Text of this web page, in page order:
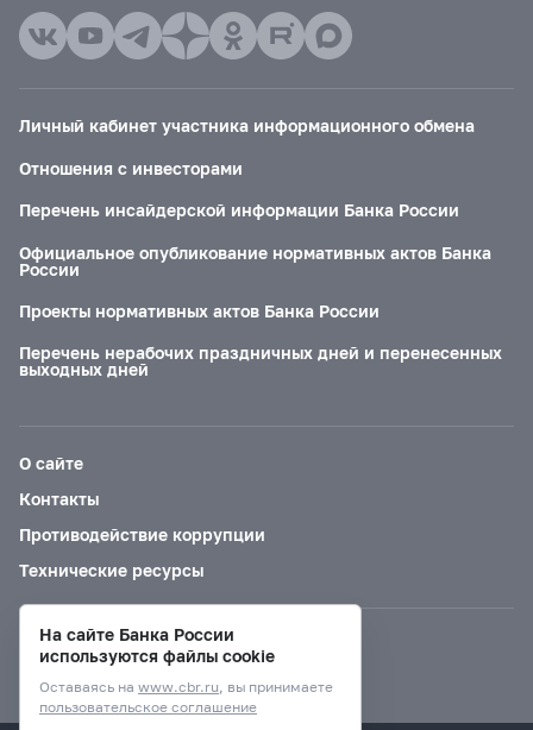
Личный кабинет участника информационного обмена
Отношения с инвесторами
Перечень инсайдерской информации Банка России
Официальное опубликование нормативных актов Банка
России
Проекты нормативных актов Банка России
Перечень нерабочих праздничных дней и перенесенных
выходных дней
О сайте
Контакты
Противодействие коррупции
Технические ресурсы
Версия для слабовидящих
На сайте Банка России
используются файлы cookie
Оставаясь на www.cbr.ru, вы принимаете
пользовательское соглашение